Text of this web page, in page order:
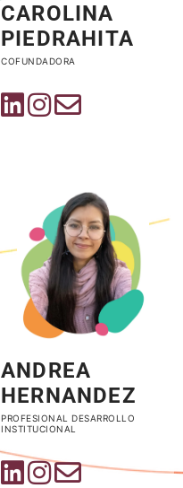
CAROLINA
PIEDRAHITA
COFUNDADORA
ANDREA
HERNANDEZ
PROFESIONAL DESARROLLO
INSTITUCIONAL